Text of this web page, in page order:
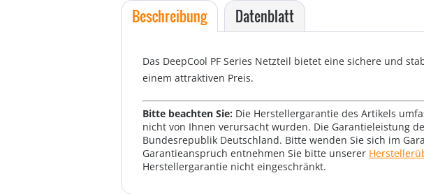
Beschreibung Datenblatt
Das DeepCool PF Series Netzteil bietet eine sichere und
einem attraktiven Preis.
Bitte beachten Sie: Die Herstellergarantie des Artikels
nicht von Ihnen verursacht wurden. Die Garantieleistung
Bundesrepublik Deutschland. Bitte wenden Sie sich im
Garantieanspruch entnehmen Sie bitte unserer
Herstellergarantie nicht eingeschränkt.